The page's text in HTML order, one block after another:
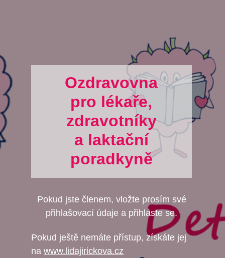
Ozdravovna
pro lékaře,
zdravotníky
a laktační
poradkyně
Pokud jste členem, vložte prosím své
přihlašovací údaje a přihlaste se.
Pokud ještě nemáte přístup, získáte jej
nawww.lidajirickova.cz